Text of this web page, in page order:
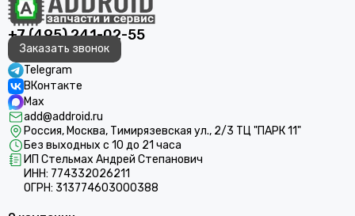
+7 (495) 241-02-55
Заказать звонок
Telegram
ВКонтакте
Max
add@addroid.ru
Россия, Москва, Тимирязевская ул., 2/3 ТЦ "ПАРК 11"
Без выходных с 10 до 21 часа
ИП Стельмах Андрей Степанович
ИНН: 774332026211
ОГРН: 313774603000388